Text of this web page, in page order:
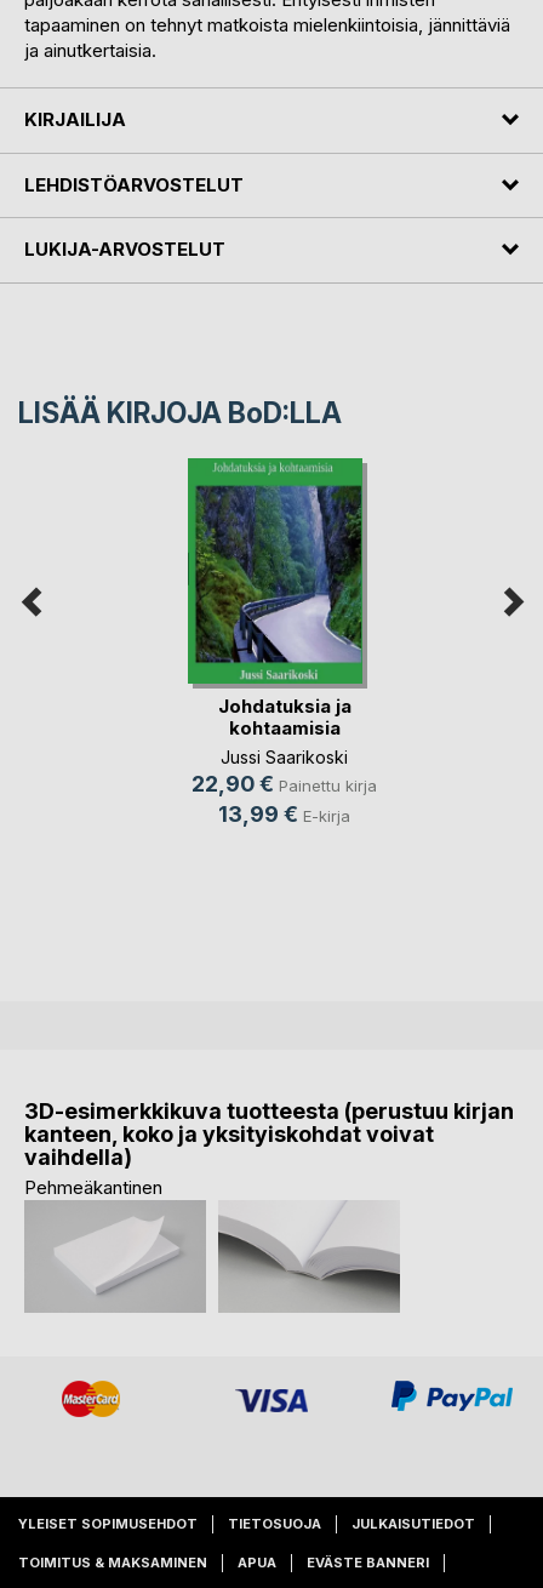
tapaaminen on tehnyt matkoista mielenkiintoisia, jännittäviä
ja ainutkertaisia.
KIRJAILIJA
LEHDISTÖARVOSTELUT
LUKIJA-ARVOSTELUT
LISÄÄ KIRJOJA BoD:LLA
Johdatuksia ja
kohtaamisia
Jussi Saarikoski
22,90 € Painettu kirja
13,99 € E-kirja
3D-esimerkkikuva tuotteesta (perustuu kirjan
kanteen, koko ja yksityiskohdat voivat
vaihdella)
Pehmeäkantinen
YLEISET SOPIMUSEHDOT TIETOSUOJA JULKAISUTIEDOT
TOIMITUS & MAKSAMINEN APUA EVÄSTE BANNERI